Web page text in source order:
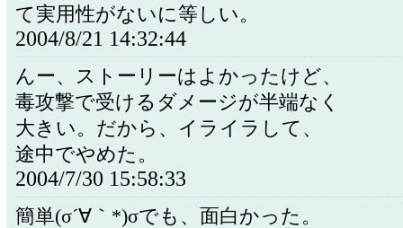
て実用性がないに等しい。
2004/8/21 14:32:44
んー、ストーリーはよかったけど、
毒攻撃で受けるダメージが半端なく
大きい。だから、イライラして、
途中でやめた。
2004/7/30 15:58:33
簡単(σ´∀｀*)σでも、面白かった。